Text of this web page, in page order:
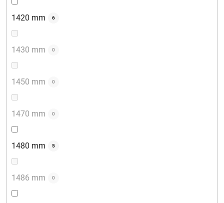
1420 mm 6
1430 mm 0
1450 mm 0
1470 mm 0
1480 mm 5
1486 mm 0